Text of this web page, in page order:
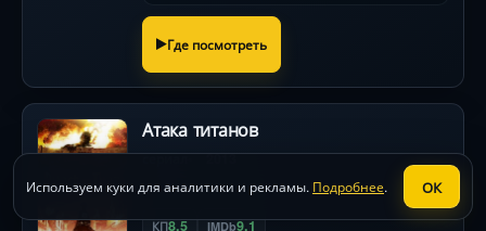
Где посмотреть
Атака титанов
сериал 2013
Shingeki no Kyojin
КП8.5 IMDb9.1
Используем куки для аналитики и рекламы. Подробнее. ОК